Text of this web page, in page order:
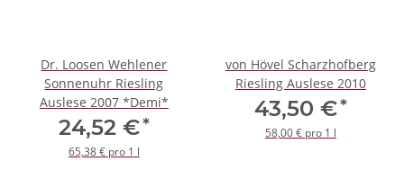
Dr. Loosen Wehlener
Sonnenuhr Riesling
Auslese 2007 *Demi*
24,52 €*
65,38 € pro 1 l
von Hövel Scharzhofberg
Riesling Auslese 2010
43,50 €*
58,00 € pro 1 l